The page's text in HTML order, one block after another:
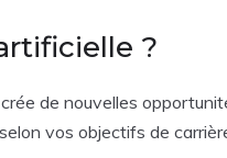
?
de nouvelles
vos objectifs de